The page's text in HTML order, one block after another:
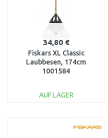
34,80 €
Fiskars XL Classic
Laubbesen, 174cm
1001584
AUF LAGER